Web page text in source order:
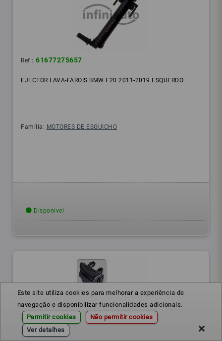
Este site utiliza cookies para melhorar a experiência de
navegação e disponibilizar funcionalidades adicionais.
Permitir cookies
Não permitir cookies
Ver detalhes
Ref.: 61677275657
EJECTOR LAVA-FAROIS BMW F20 2011-2019 ESQUERDO
Família: MOTORES DE ESGUICHO
Disponível
Ref.: 1Z0955985